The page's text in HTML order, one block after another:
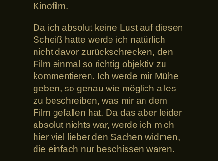
Kinofilm.
Da ich absolut keine Lust auf diesen
Scheiß hatte werde ich natürlich
nicht davor zurückschrecken, den
Film einmal so richtig objektiv zu
kommentieren. Ich werde mir Mühe
geben, so genau wie möglich alles
zu beschreiben, was mir an dem
Film gefallen hat. Da das aber leider
absolut nichts war, werde ich mich
hier viel lieber den Sachen widmen,
die einfach nur beschissen waren.